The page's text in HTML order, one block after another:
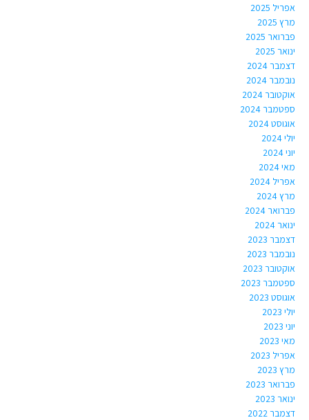
אפריל 2025
מרץ 2025
פברואר 2025
ינואר 2025
דצמבר 2024
נובמבר 2024
אוקטובר 2024
ספטמבר 2024
אוגוסט 2024
יולי 2024
יוני 2024
מאי 2024
אפריל 2024
מרץ 2024
פברואר 2024
ינואר 2024
דצמבר 2023
נובמבר 2023
אוקטובר 2023
ספטמבר 2023
אוגוסט 2023
יולי 2023
יוני 2023
מאי 2023
אפריל 2023
מרץ 2023
פברואר 2023
ינואר 2023
דצמבר 2022